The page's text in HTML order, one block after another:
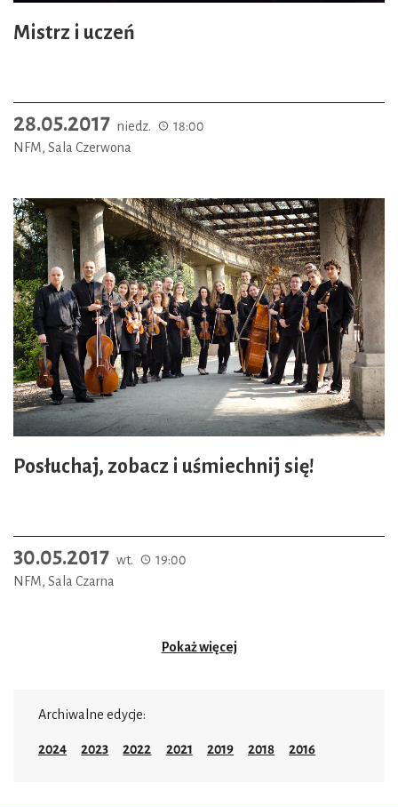
Mistrz i uczeń
28.05.2017 niedz.
18:00
NFM, Sala Czerwona
Posłuchaj, zobacz i uśmiechnij się!
30.05.2017 wt.
19:00
NFM, Sala Czarna
Pokaż więcej
Archiwalne edycje:
2024 2023 2022 2021 2019 2018 2016